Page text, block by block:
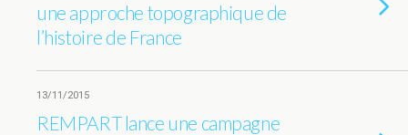
une approche topographique de
l’histoire de France
13/11/2015
REMPART lance une campagne